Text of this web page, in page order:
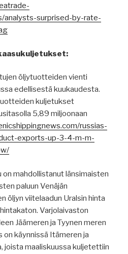
analysts-surprised-by-rate-
öljytuotteiden vienti
edellisestä kuukaudesta.
kuljetukset
5,89 miljoonaan
russias-
exports-up-3-4-m-m-
on mahdollistanut länsimaisten
paluun Venäjän
öljyn viitelaadun Uralsin hinta
Varjolaivaston
Jäämeren ja Tyynen meren
käynnissä Itämeren ja
joista maaliskuussa kuljetettiin